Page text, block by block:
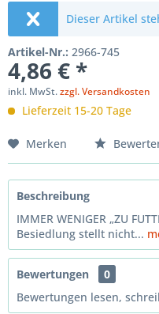
Dieser Artikel
Artikel-Nr.: 2966-745
4,86 € *
inkl. MwSt.zzgl. Versandkosten
Lieferzeit 15-20 Tage
Merken
Beschreibung
IMMER WENIGER „ZU
Besiedlung stellt nicht...
Bewertungen
0
Bewertungen lesen,